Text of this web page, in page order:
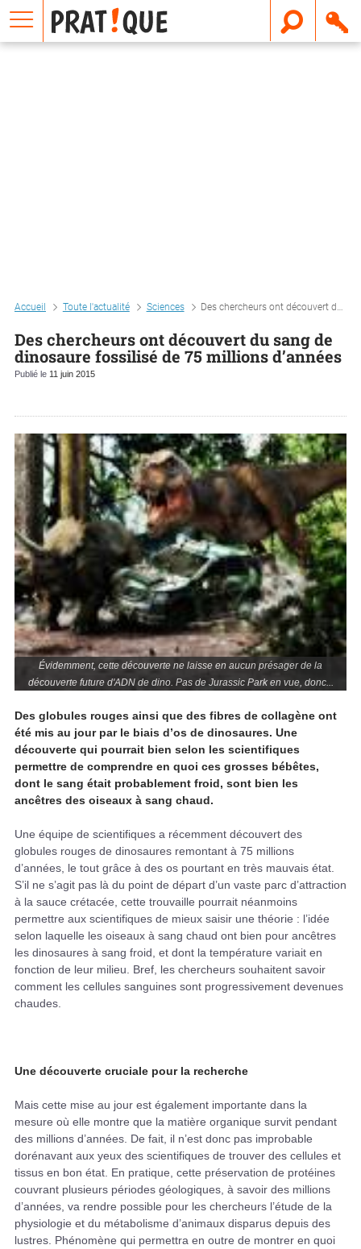
Accueil Toute l'actualité Sciences Des chercheurs ont découvert du sang de dinosaure fossilisé de 75 millions d’années
Des chercheurs ont découvert du sang de
dinosaure fossilisé de 75 millions d’années
Publié le 11 juin 2015
Évidemment, cette découverte ne laisse en aucun présager de la
découverte future d'ADN de dino. Pas de Jurassic Park en vue, donc...
Des globules rouges ainsi que des fibres de collagène ont
été mis au jour par le biais d’os de dinosaures. Une
découverte qui pourrait bien selon les scientifiques
permettre de comprendre en quoi ces grosses bébêtes,
dont le sang était probablement froid, sont bien les
ancêtres des oiseaux à sang chaud.
Une équipe de scientifiques a récemment découvert des
globules rouges de dinosaures remontant à 75 millions
d’années, le tout grâce à des os pourtant en très mauvais état.
S’il ne s’agit pas là du point de départ d’un vaste parc d’attraction
à la sauce crétacée, cette trouvaille pourrait néanmoins
permettre aux scientifiques de mieux saisir une théorie : l’idée
selon laquelle les oiseaux à sang chaud ont bien pour ancêtres
les dinosaures à sang froid, et dont la température variait en
fonction de leur milieu. Bref, les chercheurs souhaitent savoir
comment les cellules sanguines sont progressivement devenues
chaudes.
Une découverte cruciale pour la recherche
Mais cette mise au jour est également importante dans la
mesure où elle montre que la matière organique survit pendant
des millions d’années. De fait, il n’est donc pas improbable
dorénavant aux yeux des scientifiques de trouver des cellules et
tissus en bon état. En pratique, cette préservation de protéines
couvrant plusieurs périodes géologiques, à savoir des millions
d’années, va rendre possible pour les chercheurs l’étude de la
physiologie et du métabolisme d’animaux disparus depuis des
lustres. Phénomène qui permettra en outre de montrer en quoi
E
m
a